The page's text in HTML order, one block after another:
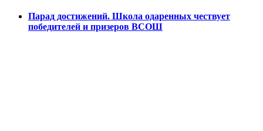
Парад достижений. Школа одаренных чествует
победителей и призеров ВСОШ